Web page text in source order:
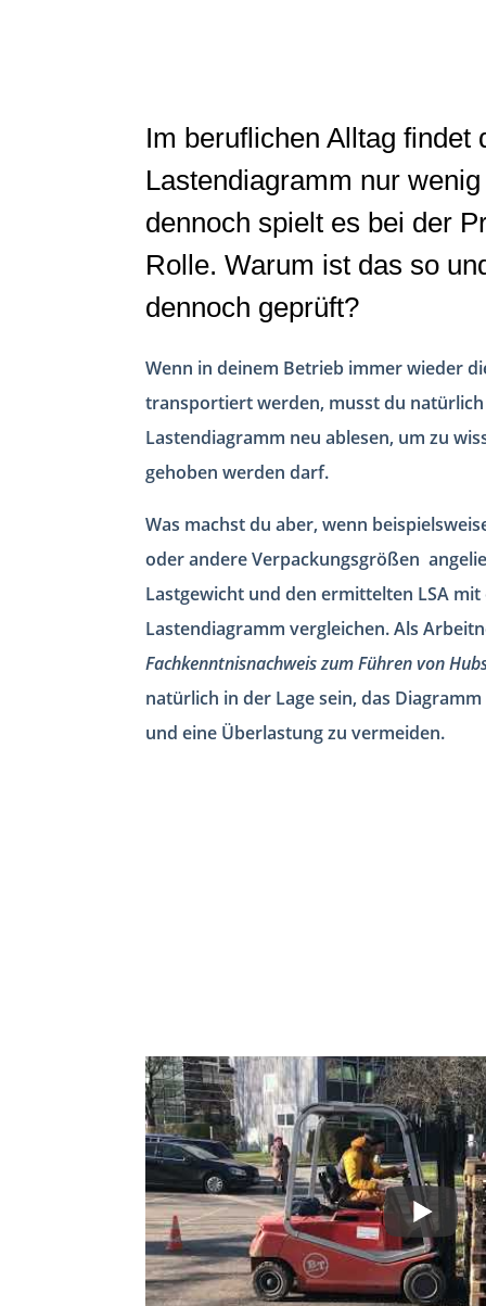
Im beruflichen Alltag findet
Lastendiagramm nur
dennoch spielt es bei der
Rolle. Warum ist das so
dennoch geprüft?
Wenn in deinem Betrieb immer wieder
transportiert werden, musst du
Lastendiagramm neu ablesen, um zu
gehoben werden darf.
Was machst du aber, wenn
oder andere Verpackungsgrößen
Lastgewicht und den ermittelten LSA
Lastendiagramm vergleichen. Als
Fachkenntnisnachweis zum Führen von
natürlich in der Lage sein, das
und eine Überlastung zu vermeiden.